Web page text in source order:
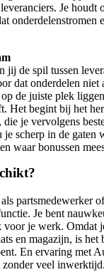
Je houdt
onderdelenstromen
jij de spil tussen
dat onderdelen niet
de juiste plek
Het begint bij het
die je vervolgens
scherp in de gaten
waar bonussen
partsmedewerker
Je bent
je werk. Omdat
en magazijn, is het
En ervaring met
zonder veel inwerktijd.